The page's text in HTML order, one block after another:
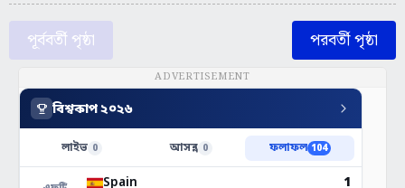
পূর্ববর্তী পৃষ্ঠা পরবর্তী পৃষ্ঠা
ADVERTISEMENT